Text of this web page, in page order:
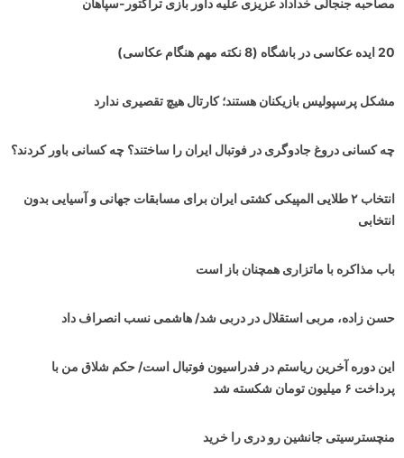
20 ایده عکاسی در باشگاه (8 نکته مهم هنگام عکاسی)
مشکل پرسپولیس بازیکنان هستند؛ کارتال هیچ تقصیری ندارد
چه کسانی دروغ جادوگری در فوتبال ایران را ساختند؟ چه کسانی باور کردند؟
انتخاب ۲ طلایی المپیکی کشتی ایران برای مسابقات جهانی و آسیایی بدون
انتخابی
باب مذاکره با ماتزاری همچنان باز است
حسن زاده، مربی استقلال در دربی شد/ هاشمی نسب انصراف داد
این دوره آخرین ریاستم در فدراسیون فوتبال است/ حکم شلاق من با
پرداخت ۶ میلیون تومان شکسته شد
منچسترسیتی جانشین رو دری را خرید